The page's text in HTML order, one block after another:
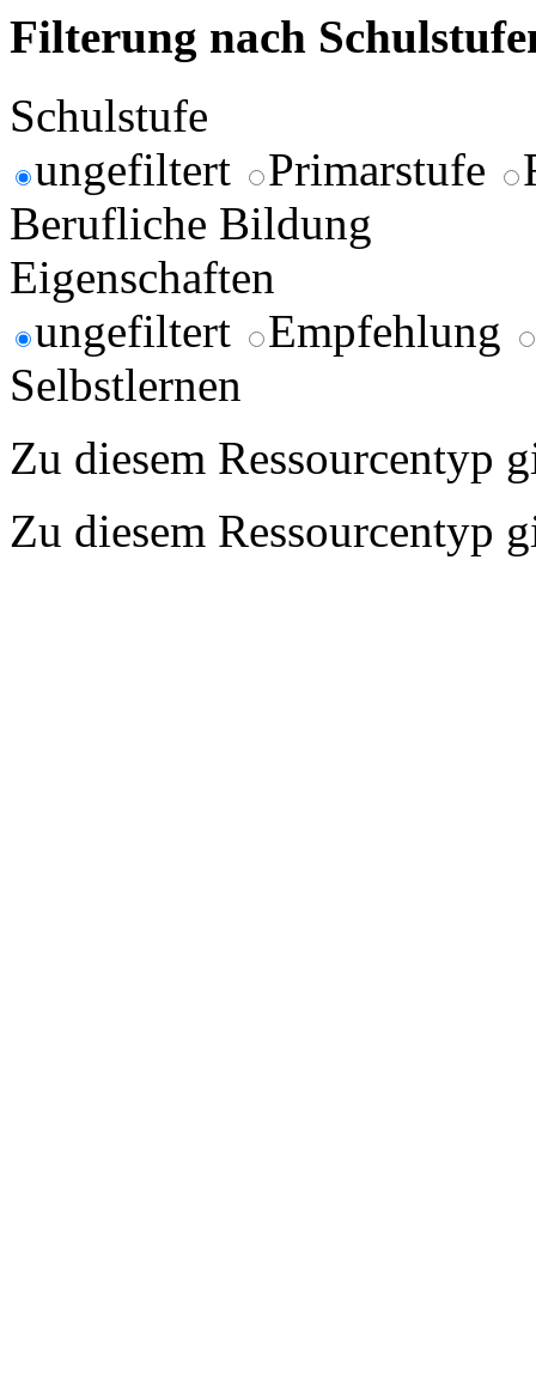
Filterung nach
Schulstufe
ungefiltert
Primarstufe
Berufliche Bildung
Eigenschaften
ungefiltert
Empfehlung
Selbstlernen
Zu diesem Ressourcentyp
Zu diesem Ressourcentyp